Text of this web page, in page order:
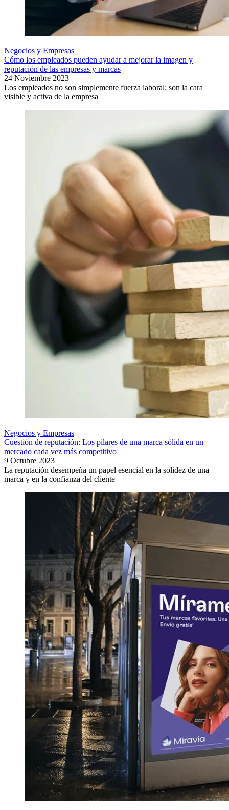
Negocios y Empresas
Cómo los empleados pueden ayudar a mejorar la imagen y
reputación de las empresas y marcas
24 Noviembre 2023
Los empleados no son simplemente fuerza laboral; son la cara
visible y activa de la empresa
Negocios y Empresas
Cuestión de reputación: Los pilares de una marca sólida en un
mercado cada vez más competitivo
9 Octubre 2023
La reputación desempeña un papel esencial en la solidez de una
marca y en la confianza del cliente